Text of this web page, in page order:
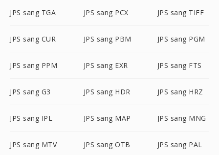
JPS sang TGA JPS sang PCX JPS sang TIFF
JPS sang CUR JPS sang PBM JPS sang PGM
JPS sang PPM JPS sang EXR JPS sang FTS
JPS sang G3 JPS sang HDR JPS sang HRZ
JPS sang IPL JPS sang MAP JPS sang MNG
JPS sang MTV JPS sang OTB JPS sang PAL